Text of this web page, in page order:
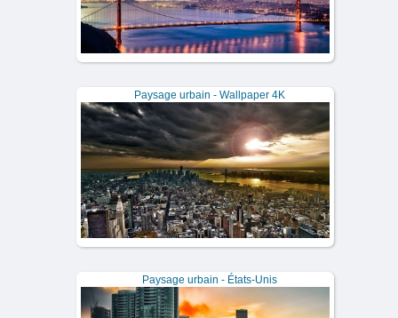
Paysage urbain - Wallpaper 4K
Paysage urbain - États-Unis